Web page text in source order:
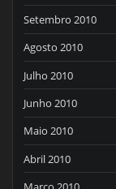
Setembro 2010
Agosto 2010
Julho 2010
Junho 2010
Maio 2010
Abril 2010